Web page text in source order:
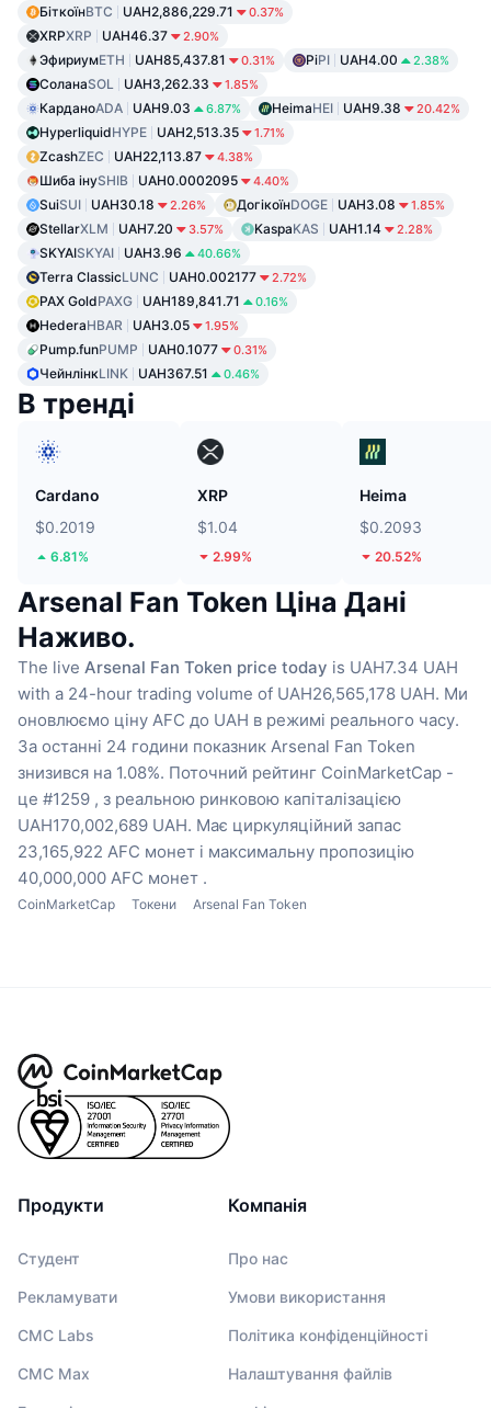
БіткоїнBTC UAH2,886,229.71 0.37%
XRPXRP UAH46.37 2.90%
ЭфириумETH UAH85,437.81 0.31% PiPI UAH4.00 2.38%
СоланаSOL UAH3,262.33 1.85%
КарданоADA UAH9.03 6.87% HeimaHEI UAH9.38 20.42%
HyperliquidHYPE UAH2,513.35 1.71%
ZcashZEC UAH22,113.87 4.38%
Шиба інуSHIB UAH0.0002095 4.40%
SuiSUI UAH30.18 2.26% ДогікоїнDOGE UAH3.08 1.85%
StellarXLM UAH7.20 3.57% KaspaKAS UAH1.14 2.28%
SKYAISKYAI UAH3.96 40.66%
Terra ClassicLUNC UAH0.002177 2.72%
PAX GoldPAXG UAH189,841.71 0.16%
HederaHBAR UAH3.05 1.95%
Pump.funPUMP UAH0.1077 0.31%
ЧейнлінкLINK UAH367.51 0.46%
В тренді
Cardano
$0.2019
6.81%
XRP
$1.04
2.99%
Heima
$0.2093
20.52%
Arsenal Fan Token Ціна Дані
Наживо.
The live Arsenal Fan Token price today is UAH7.34 UAH
with a 24-hour trading volume of UAH26,565,178 UAH. Ми
оновлюємо ціну AFC до UAH в режимі реального часу.
За останні 24 години показник Arsenal Fan Token
знизився на 1.08%. Поточний рейтинг CoinMarketCap -
це #1259 , з реальною ринковою капіталізацією
UAH170,002,689 UAH. Має циркуляційний запас
23,165,922 AFC монет і максимальну пропозицію
40,000,000 AFC монет .
CoinMarketCap Токени Arsenal Fan Token
Продукти
Студент
Рекламувати
CMC Labs
CMC Max
Компанія
Про нас
Умови використання
Політика конфіденційності
Налаштування файлів